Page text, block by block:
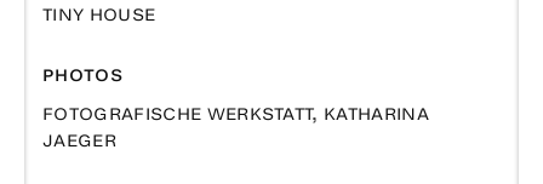
TINY HOUSE
PHOTOS
FOTOGRAFISCHE WERKSTATT, KATHARINA
JAEGER